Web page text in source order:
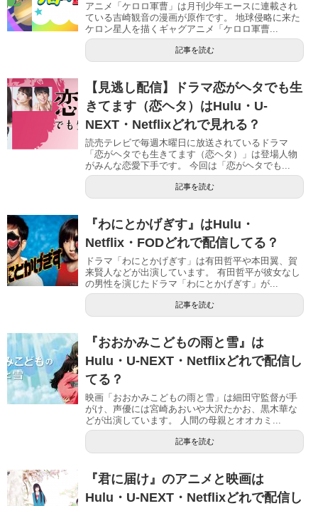
アニメ「ケロロ軍曹」は月刊少年エースに連載され
ている吉崎観音の漫画が原作です。 地球侵略に来た
ケロン星人を描くギャグアニメ「ケロロ軍曹...
記事を読む
【見逃し配信】ドラマ恋がヘタでも生
きてます（恋ヘタ）はHulu・U-
NEXT・Netflixどれで見れる？
読売テレビで毎週木曜日に放送されているドラマ
「恋がヘタでも生きてます（恋ヘタ）」は登場人物
がみんな恋愛下手です。 今回は「恋がヘタでも...
記事を読む
『わにとかげぎす』はHulu・
Netflix・FODどれで配信してる？
ドラマ「わにとかげぎす」は有田哲平や本田翼、賀
来賢人などが出演しています。 有田哲平が彼女なし
の男性を演じたドラマ「わにとかげぎす」が...
記事を読む
『おおかみこどもの雨と雪』は
Hulu・U-NEXT・Netflixどれで配信し
てる？
映画「おおかみこどもの雨と雪」は細田守監督が手
がけ、声優には宮崎あおいや大沢たかお、黒木華な
どが出演しています。 人間の母親とオオカミ...
記事を読む
『君に届け』のアニメと映画は
Hulu・U-NEXT・Netflixどれで配信し